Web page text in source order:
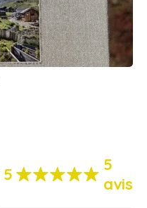
5
5
avis